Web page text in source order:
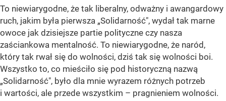
To niewiarygodne, że tak liberalny, odważny i awangardowy
ruch, jakim była pierwsza „Solidarność", wydał tak marne
owoce jak dzisiejsze partie polityczne czy nasza
zaściankowa mentalność. To niewiarygodne, że naród,
który tak rwał się do wolności, dziś tak się wolności boi.
Wszystko to, co mieściło się pod historyczną nazwą
„Solidarność", było dla mnie wyrazem różnych potrzeb
i wartości, ale przede wszystkim – pragnieniem wolności.